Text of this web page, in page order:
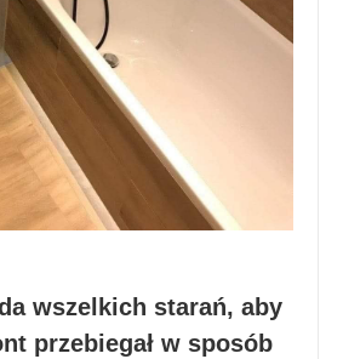
wszelkich starań, aby
przebiegał w sposób